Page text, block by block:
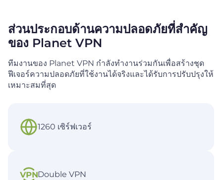
ส่วนประกอบด้านความปลอดภัยที่สำคัญ
ของ Planet VPN
ทีมงานของ Planet VPN กำลังทำงานร่วมกันเพื่อสร้างชุด
ฟีเจอร์ความปลอดภัยที่ใช้งานได้จริงและได้รับการปรับปรุงให้
เหมาะสมที่สุด
1260 เซิร์ฟเวอร์
Double VPN